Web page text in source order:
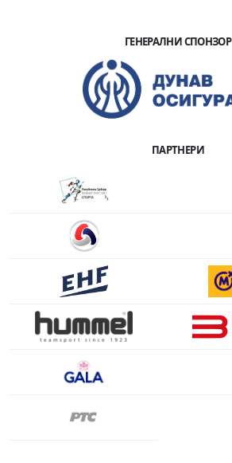
ГЕНЕРАЛНИ СПОНЗОР
ПАРТНЕРИ